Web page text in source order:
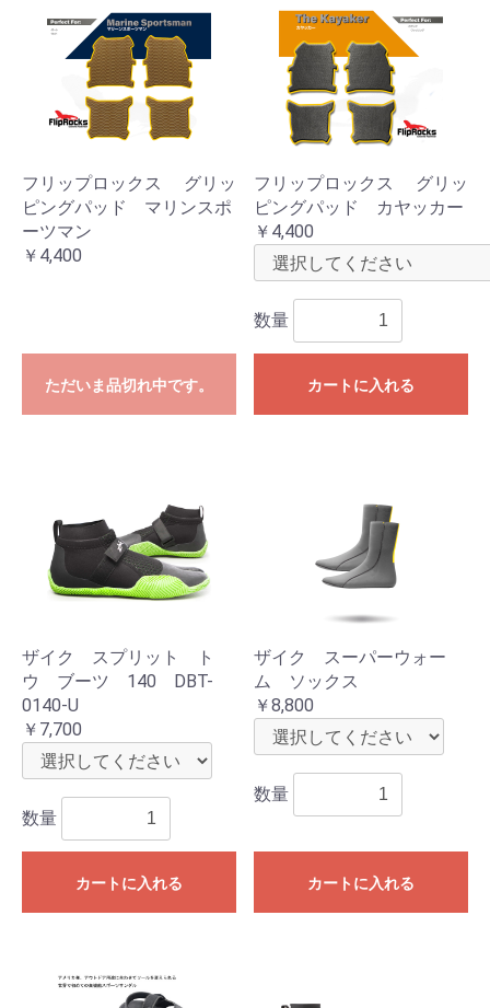
フリップロックス グリッ
ピングパッド マリンスポ
ーツマン
￥4,400
ただいま品切れ中です。
フリップロックス グリッ
ピングパッド カヤッカー
￥4,400
数量
カートに入れる
ザイク スプリット ト
ウ ブーツ 140 DBT-
0140-U
￥7,700
数量
カートに入れる
ザイク スーパーウォー
ム ソックス
￥8,800
数量
カートに入れる